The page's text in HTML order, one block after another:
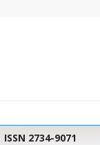
ISSN 2734-9071